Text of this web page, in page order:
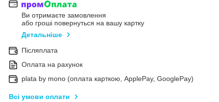
Ви отримаєте замовлення
або гроші повернуться на вашу картку
Детальніше
Післяплата
Оплата на рахунок
plata by mono (оплата карткою, ApplePay, GooglePay)
Всі умови оплати